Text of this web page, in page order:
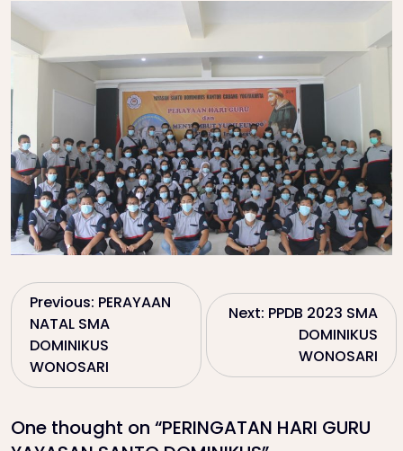
P
s
t
Previous: PERAYAAN
NATAL SMA
DOMINIKUS
WONOSARI
Next: PPDB 2023 SMA
DOMINIKUS
WONOSARI
One thought on “PERINGATAN HARI GURU